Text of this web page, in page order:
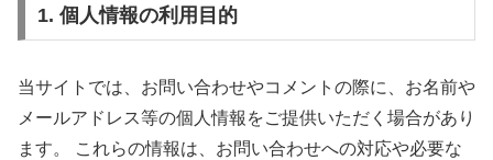
1. 個人情報の利用目的
当サイトでは、お問い合わせやコメントの際に、お名前や
メールアドレス等の個人情報をご提供いただく場合があり
ます。 これらの情報は、お問い合わせへの対応や必要な